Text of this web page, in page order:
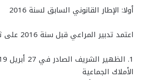
أولا: الإطار القانوني السابق لسنة 2016
اعتمد تدبير المراعي قبل سنة 2016 على ثلاث ركائز:
الأملاك الجماعية